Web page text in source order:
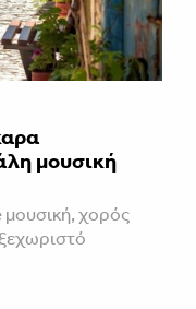
μουσική
μουσική, χορός